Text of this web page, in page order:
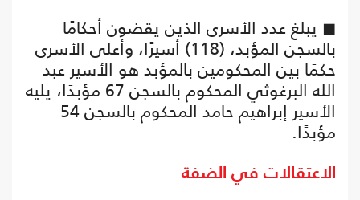
◼ يبلغ عدد الأسرى الذين يقضون أحكامًا
بالسجن المؤبد، (118) أسيرًا، وأعلى الأسرى
حكمًا بين المحكومين بالمؤبد هو الأسير عبد
الله البرغوثي المحكوم بالسجن 67 مؤبدًا، يليه
الأسير إبراهيم حامد المحكوم بالسجن 54
مؤبدًا.
الاعتقالات في الضفة